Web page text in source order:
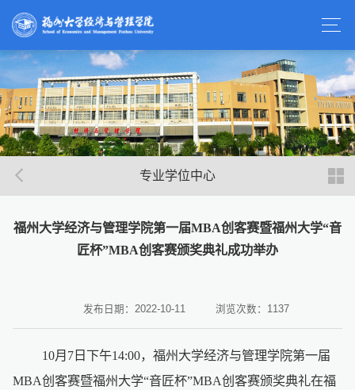
专业学位中心
福州大学经济与管理学院第一届MBA创客赛暨福州大学“音
匠杯”MBA创客赛颁奖典礼成功举办
发布日期：2022-10-11 浏览次数： 1137
10月7日下午14:00，福州大学经济与管理学院第一届
MBA创客赛暨福州大学“音匠杯”MBA创客赛颁奖典礼在福